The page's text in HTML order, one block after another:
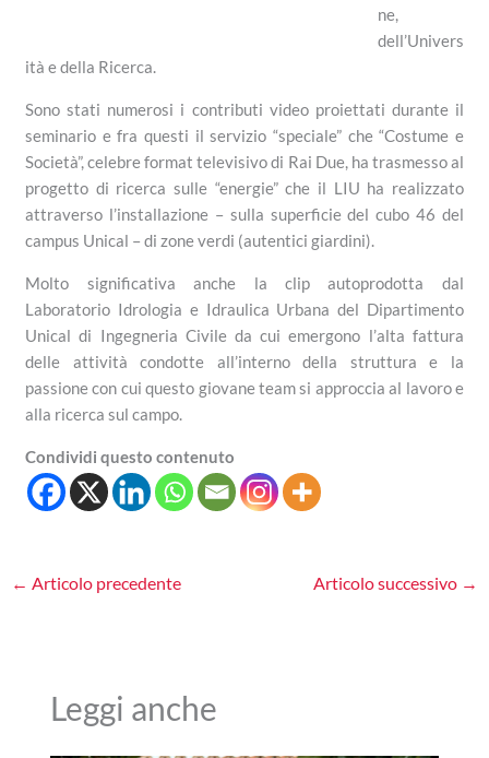
ne,
dell’Univers
ità e della Ricerca.
Sono stati numerosi i contributi video proiettati durante il
seminario e fra questi il servizio “speciale” che “Costume e
Società”, celebre format televisivo di Rai Due, ha trasmesso al
progetto di ricerca sulle “energie” che il LIU ha realizzato
attraverso l’installazione – sulla superficie del cubo 46 del
campus Unical – di zone verdi (autentici giardini).
Molto significativa anche la clip autoprodotta dal
Laboratorio Idrologia e Idraulica Urbana del Dipartimento
Unical di Ingegneria Civile da cui emergono l’alta fattura
delle attività condotte all’interno della struttura e la
passione con cui questo giovane team si approccia al lavoro e
alla ricerca sul campo.
Condividi questo contenuto
← Articolo precedente Articolo successivo →
Leggi anche